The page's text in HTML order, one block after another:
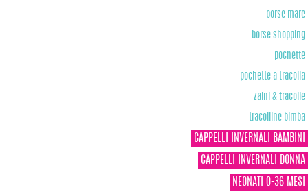
borse mare
borse shopping
pochette
pochette a tracolla
zaini & tracolle
tracolline bimba
CAPPELLI INVERNALI BAMBINI
CAPPELLI INVERNALI DONNA
NEONATI 0-36 MESI